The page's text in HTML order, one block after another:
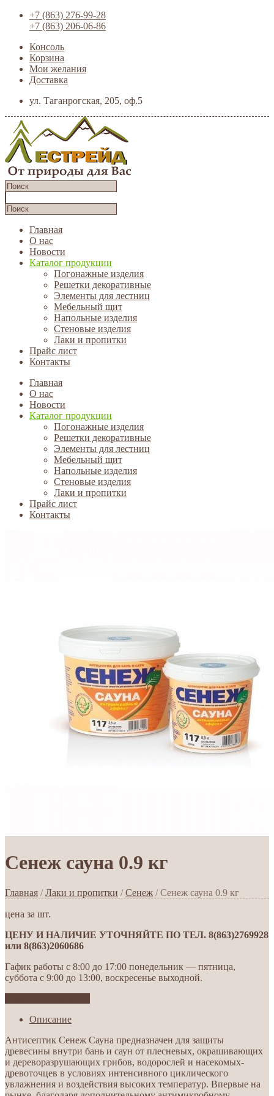
+7 (863) 276-99-28
+7 (863) 206-06-86
Консоль
Корзина
Мои желания
Доставка
ул. Таганрогская, 205, оф.5
Главная
О нас
Новости
Каталог продукции
Погонажные изделия
Решетки декоративные
Элементы для лестниц
Мебельный щит
Напольные изделия
Стеновые изделия
Лаки и пропитки
Прайс лист
Контакты
Главная
О нас
Новости
Каталог продукции
Погонажные изделия
Решетки декоративные
Элементы для лестниц
Мебельный щит
Напольные изделия
Стеновые изделия
Лаки и пропитки
Прайс лист
Контакты
Сенеж сауна 0.9 кг
Главная /Лаки и пропитки /Сенеж / Сенеж сауна 0.9 кг
цена за шт.
ЦЕНУ И НАЛИЧИЕ УТОЧНЯЙТЕ ПО ТЕЛ. 8(863)2769928
или 8(863)2060686
Гафик работы с 8:00 до 17:00 понедельник — пятница,
суббота с 9:00 до 13:00, воскресенье выходной.
Описание
Антисептик Сенеж Сауна предназначен для защиты
древесины внутри бань и саун от плесневых, окрашивающих
и дереворазрушающих грибов, водорослей и насекомых-
древоточцев в условиях интенсивного циклического
увлажнения и воздействия высоких температур. Впервые на